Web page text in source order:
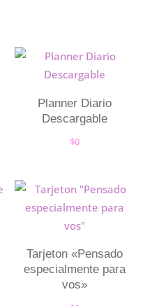
Planner Diario
Descargable
$0
Tarjeton «Pensado
especialmente para
vos»